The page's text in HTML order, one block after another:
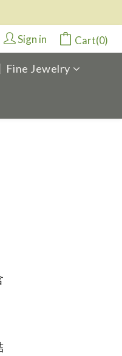
Sign in Cart(0)
Fine Jewelry